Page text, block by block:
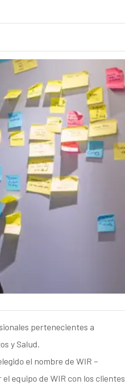
pertenecientes a
y Salud.
el nombre de WIR –
equipo de WIR con los clientes